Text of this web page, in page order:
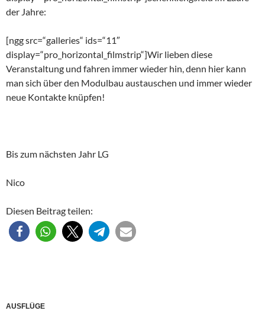
der Jahre:
[ngg src=“galleries“ ids=“11″
display=“pro_horizontal_filmstrip“]Wir lieben diese
Veranstaltung und fahren immer wieder hin, denn hier kann
man sich über den Modulbau austauschen und immer wieder
neue Kontakte knüpfen!
Bis zum nächsten Jahr LG
Nico
Diesen Beitrag teilen:
AUSFLÜGE